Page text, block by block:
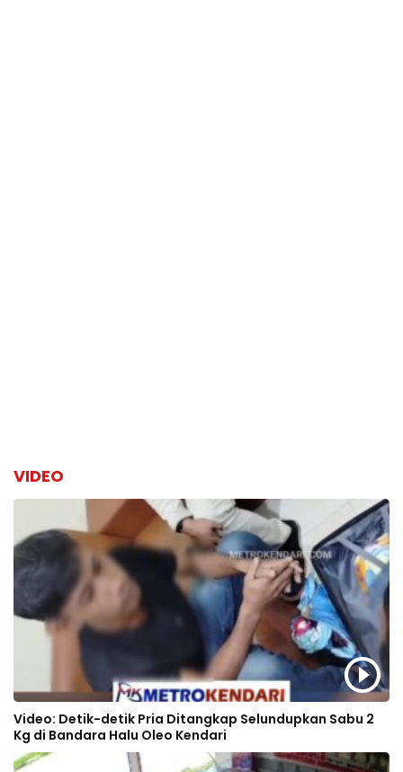
VIDEO
Video: Detik-detik Pria Ditangkap Selundupkan Sabu 2
Kg di Bandara Halu Oleo Kendari